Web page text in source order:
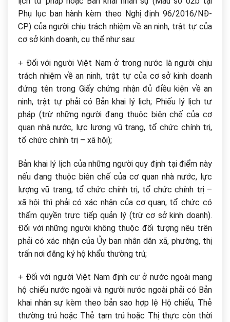
Phụ lục ban hành kèm theo Nghị định 96/2016/NĐ-
CP) của người chịu trách nhiệm về an ninh, trật tự của
cơ sở kinh doanh, cụ thể như sau:
+ Đối với người Việt Nam ở trong nước là người chịu
trách nhiệm về an ninh, trật tự của cơ sở kinh doanh
đứng tên trong Giấy chứng nhận đủ điều kiện về an
ninh, trật tự phải có Bản khai lý lịch; Phiếu lý lịch tư
pháp (trừ những người đang thuộc biên chế của cơ
quan nhà nước, lực lượng vũ trang, tổ chức chính trị,
tổ chức chính trị – xã hội);
Bản khai lý lịch của những người quy định tại điểm này
nếu đang thuộc biên chế của cơ quan nhà nước, lực
lượng vũ trang, tổ chức chính trị, tổ chức chính trị –
xã hội thì phải có xác nhận của cơ quan, tổ chức có
thẩm quyền trực tiếp quản lý (trừ cơ sở kinh doanh).
Đối với những người không thuộc đối tượng nêu trên
phải có xác nhận của Ủy ban nhân dân xã, phường, thị
trấn nơi đăng ký hộ khẩu thường trú;
+ Đối với người Việt Nam định cư ở nước ngoài mang
hộ chiếu nước ngoài và người nước ngoài phải có Bản
khai nhân sự kèm theo bản sao hợp lệ Hộ chiếu, Thẻ
thường trú hoặc Thẻ tạm trú hoặc Thị thực còn thời